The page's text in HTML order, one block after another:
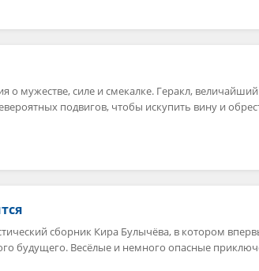
о мужестве, силе и смекалке. Геракл, величайший
подвигов, чтобы искупить вину и
сборник Кира Булычёва, в котором
будущего. Весёлые и немного опасные